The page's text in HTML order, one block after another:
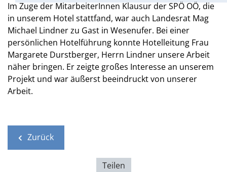
Im Zuge der MitarbeiterInnen Klausur der SPÖ OÖ, die
in unserem Hotel stattfand, war auch Landesrat Mag
Michael Lindner zu Gast in Wesenufer. Bei einer
persönlichen Hotelführung konnte Hotelleitung Frau
Margarete Durstberger, Herrn Lindner unsere Arbeit
näher bringen. Er zeigte großes Interesse an unserem
Projekt und war äußerst beeindruckt von unserer
Arbeit.
Zurück
Teilen